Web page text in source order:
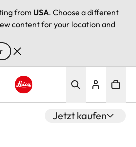
from USA. Choose a different
content for your location and
Jetzt kaufen